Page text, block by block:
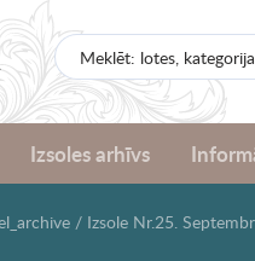
Izsoles arhīvs
/ Izsole Nr.25.